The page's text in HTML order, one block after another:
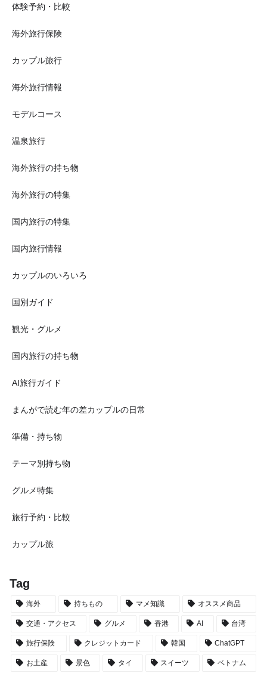
体験予約・比較
海外旅行保険
カップル旅行
海外旅行情報
モデルコース
温泉旅行
海外旅行の持ち物
海外旅行の特集
国内旅行の特集
国内旅行情報
カップルのいろいろ
国別ガイド
観光・グルメ
国内旅行の持ち物
AI旅行ガイド
まんがで読む年の差カップルの日常
準備・持ち物
テーマ別持ち物
グルメ特集
旅行予約・比較
カップル旅
Tag
海外 持ちもの マメ知識 オススメ商品
交通・アクセス グルメ 香港 AI 台湾
旅行保険 クレジットカード 韓国 ChatGPT
お土産 景色 タイ スイーツ ベトナム